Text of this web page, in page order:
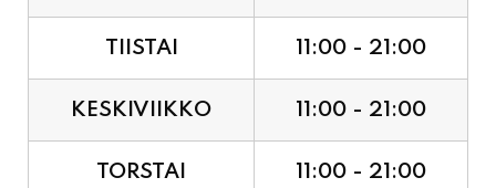
TIISTAI 11:00 - 21:00
KESKIVIIKKO 11:00 - 21:00
TORSTAI 11:00 - 21:00